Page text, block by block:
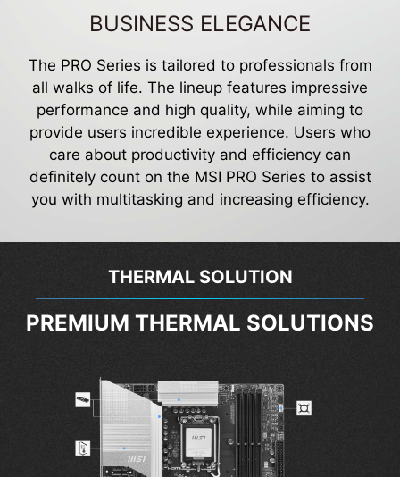
BUSINESS ELEGANCE
The PRO Series is tailored to professionals from
all walks of life. The lineup features impressive
performance and high quality, while aiming to
provide users incredible experience. Users who
care about productivity and efficiency can
definitely count on the MSI PRO Series to assist
you with multitasking and increasing efficiency.
THERMAL SOLUTION
PREMIUM THERMAL SOLUTIONS